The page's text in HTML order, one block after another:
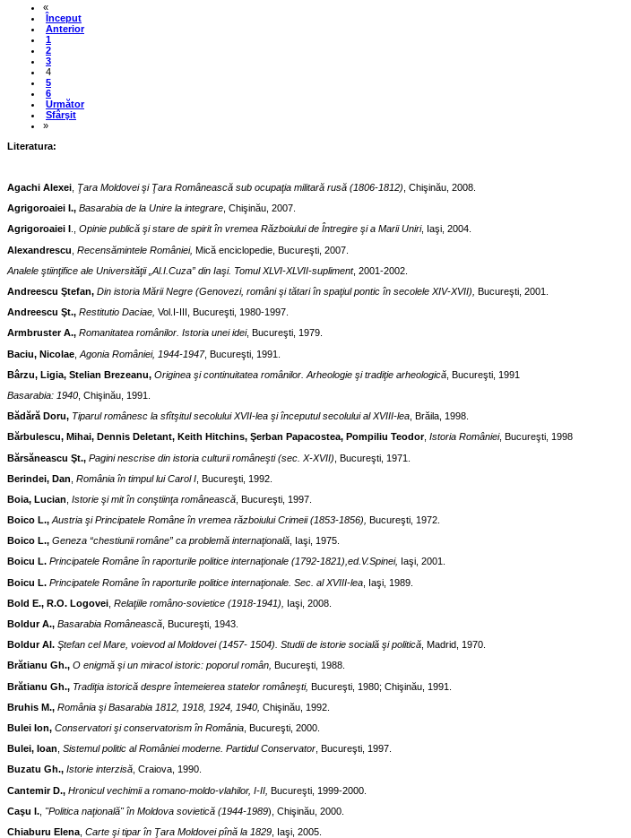
«
Început
Anterior
1
2
3
4
5
6
Următor
Sfârşit
»
Literatura:
Agachi Alexei Ţara Moldovei şi Ţara Românească sub ocupaţia militară rusă (1806-1812) , Chişinău, 2008.
Agrigoroaiei I., Basarabia de la Unire la integrare , Chişinău, 2007.
Agrigoroaiei I ., Opinie publică şi stare de spirit în vremea Războiului de Întregire şi a Marii Uniri, Iaşi, 2004.
Alexandrescu Recensămintele României, Mică enciclopedie, Bucureşti, 2007.
Analele ştiinţifice ale Universităţii „Al.I.Cuza” din Iaşi. Tomul XLVI-XLVII-supliment, 2001-2002.
Andreescu Ştefan, Din istoria Mării Negre (Genovezi, români şi tătari în spaţiul pontic în secolele XIV-XVII), Bucureşti, 2001.
Andreescu Şt., Restitutio Daciae, Vol.I-III, Bucureşti, 1980-1997.
Armbruster A., Romanitatea românilor. Istoria unei idei, Bucureşti, 1979.
Baciu, Nicolae Agonia României, 1944-1947, Bucureşti, 1991.
Bârzu, Ligia, Stelian Brezeanu, Originea şi continuitatea românilor. Arheologie şi tradiţie arheologică , Bucureşti, 1991
Basarabia: 1940 , Chişinău, 1991.
Bădără Doru, Tiparul românesc la sfîtşitul secolului XVII-lea şi începutul secolului al XVIII-lea , Brăila, 1998.
Bărbulescu, Mihai, Dennis Deletant, Keith Hitchins, Şerban Papacostea, Pompiliu Teodor, Istoria României, Bucureşti, 1998
Bărsăneascu Şt., Pagini nescrise din istoria culturii româneşti (sec. X-XVII) , Bucureşti, 1971.
Berindei, Dan România în timpul lui Carol I , Bucureşti, 1992.
Boia, Lucian Istorie şi mit în conştiinţa românească , Bucureşti, 1997.
Boico L., Austria şi Principatele Române în vremea războiului Crimeii (1853-1856), Bucureşti, 1972.
Boico L., Geneza “chestiunii române” ca problemă internaţională , Iaşi, 1975.
Boicu L. Principatele Române în raporturile politice internaţionale (1792-1821),ed.V.Spinei, Iaşi, 2001.
Boicu L. Principatele Române în raporturile politice internaţionale. Sec. al XVIII-lea , Iaşi, 1989.
Bold E., R.O. Logovei Relaţiile româno-sovietice (1918-1941),
Iaşi, 2008.
Boldur A., Basarabia Românească , Bucureşti, 1943.
Boldur Al. Ştefan cel Mare, voievod al Moldovei (1457- 1504). Studii de istorie socială şi politică , Madrid, 1970.
Brătianu Gh., O enigmă şi un miracol istoric: poporul român,
Bucureşti, 1988.
Brătianu Gh., Tradiţia istorică despre întemeierea statelor româneşti, Bucureşti, 1980; Chişinău, 1991.
Bruhis M., România şi Basarabia 1812, 1918, 1924, 1940, Chişinău, 1992.
Bulei Ion, Conservatori şi conservatorism în România , Bucureşti, 2000.
Bulei, Ioan Sistemul politic al României moderne. Partidul Conservator , Bucureşti, 1997.
Buzatu Gh., Istorie interzisă , Craiova, 1990.
Cantemir D., Hronicul vechimii a romano-moldo-vlahilor, I-II, Bucureşti, 1999-2000.
Caşu I. "Politica naţională" în Moldova sovietică (1944-1989), Chişinău, 2000.
Chiaburu Elena Carte şi tipar în Ţara Moldovei pînă la 1829 , Iaşi, 2005.